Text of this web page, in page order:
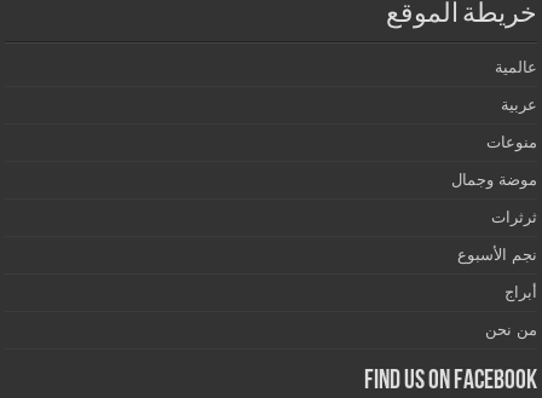
خريطة الموقع
عالمية
عربية
منوعات
موضة وجمال
ثرثرات
نجم الأسبوع
أبراج
من نحن
Find us on Facebook